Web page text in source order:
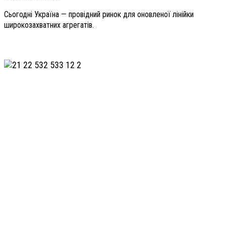
Сьогодні Україна — провідний ринок для оновленої лінійки
широкозахватних агрегатів.